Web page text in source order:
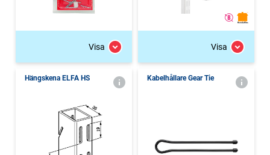
Visa Visa
Hängskena ELFA HS Kabelhållare Gear Tie